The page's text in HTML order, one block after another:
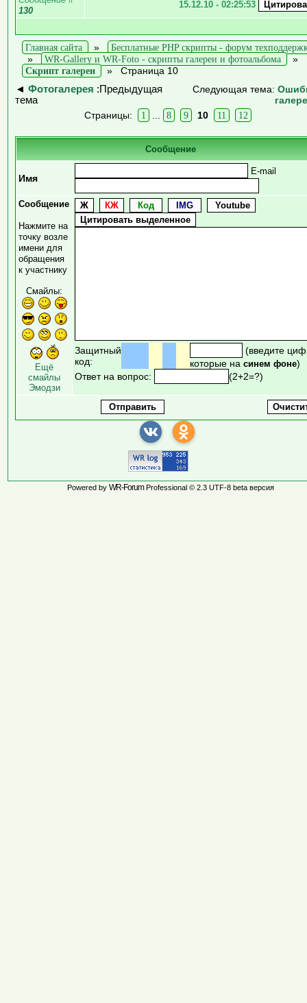
130
15.12.10 - 02:25:53
Главная сайта »
Бесплатные PHP скрипты - форум
»
WR-Gallery и WR-Foto - скрипты галереи и фотоальбома
»
Скрипт галереи
» Страница 10
◄ Фотогалерея :Предыдущая
тема
Следующая тема:
Страницы:
1 8 9 10 11 12
Сообщение
Имя
E-mail
Сообщение
Нажмите на
точку возле
имени для
обращения
к участнику
Смайлы:
Ещё
смайлы
Эмодзи
Защитный
код:
(введите
которые на синем фоне)
Ответ на вопрос:
(2+2=?)
Powered by WR-ForumProfessional © 2.3 UTF-8 beta версия